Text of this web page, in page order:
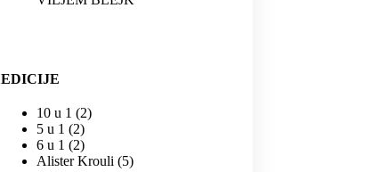
EDICIJE
10 u 1
2
5 u 1
2
6 u 1
2
Alister Krouli
5